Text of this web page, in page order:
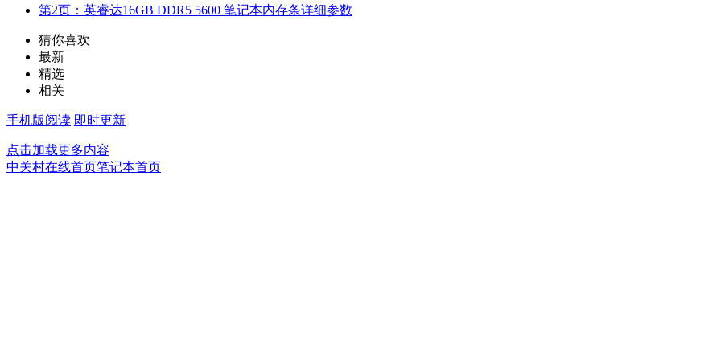
第2页：英睿达16GB DDR5 5600 笔记本内存条详细参数
猜你喜欢
最新
精选
相关
手机版阅读 即时更新
点击加载更多内容
中关村在线首页笔记本首页